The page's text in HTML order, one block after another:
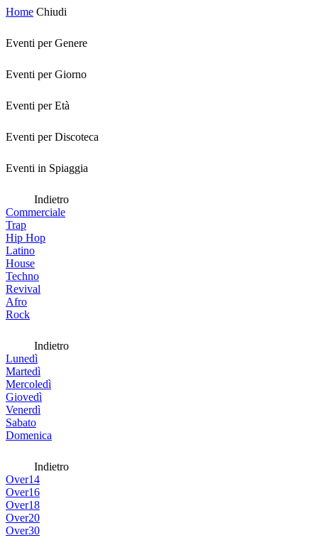
Home Chiudi
Eventi per Genere
Eventi per Giorno
Eventi per Età
Eventi per Discoteca
Eventi in Spiaggia
Indietro
Commerciale
Trap
Hip Hop
Latino
House
Techno
Revival
Afro
Rock
Indietro
Lunedì
Martedì
Mercoledì
Giovedì
Venerdì
Sabato
Domenica
Indietro
Over14
Over16
Over18
Over20
Over30